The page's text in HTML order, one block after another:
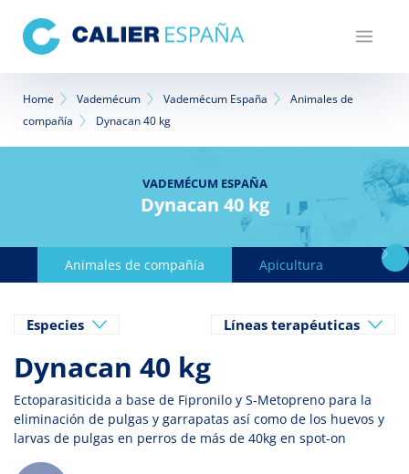
contenido
principal
Sobrescribir
enlaces
navegación
Home Vademécum Vademécum España
Animales de
compañía
Dynacan 40 kg
VADEMÉCUM ESPAÑA
Dynacan 40 kg
Animales de compañía Apicultura
Especies Líneas terapéuticas
Dynacan 40 kg
Ectoparasiticida a base de Fipronilo y S-Metopreno para la
eliminación de pulgas y garrapatas así como de los huevos y
larvas de pulgas en perros de más de 40kg en spot-on